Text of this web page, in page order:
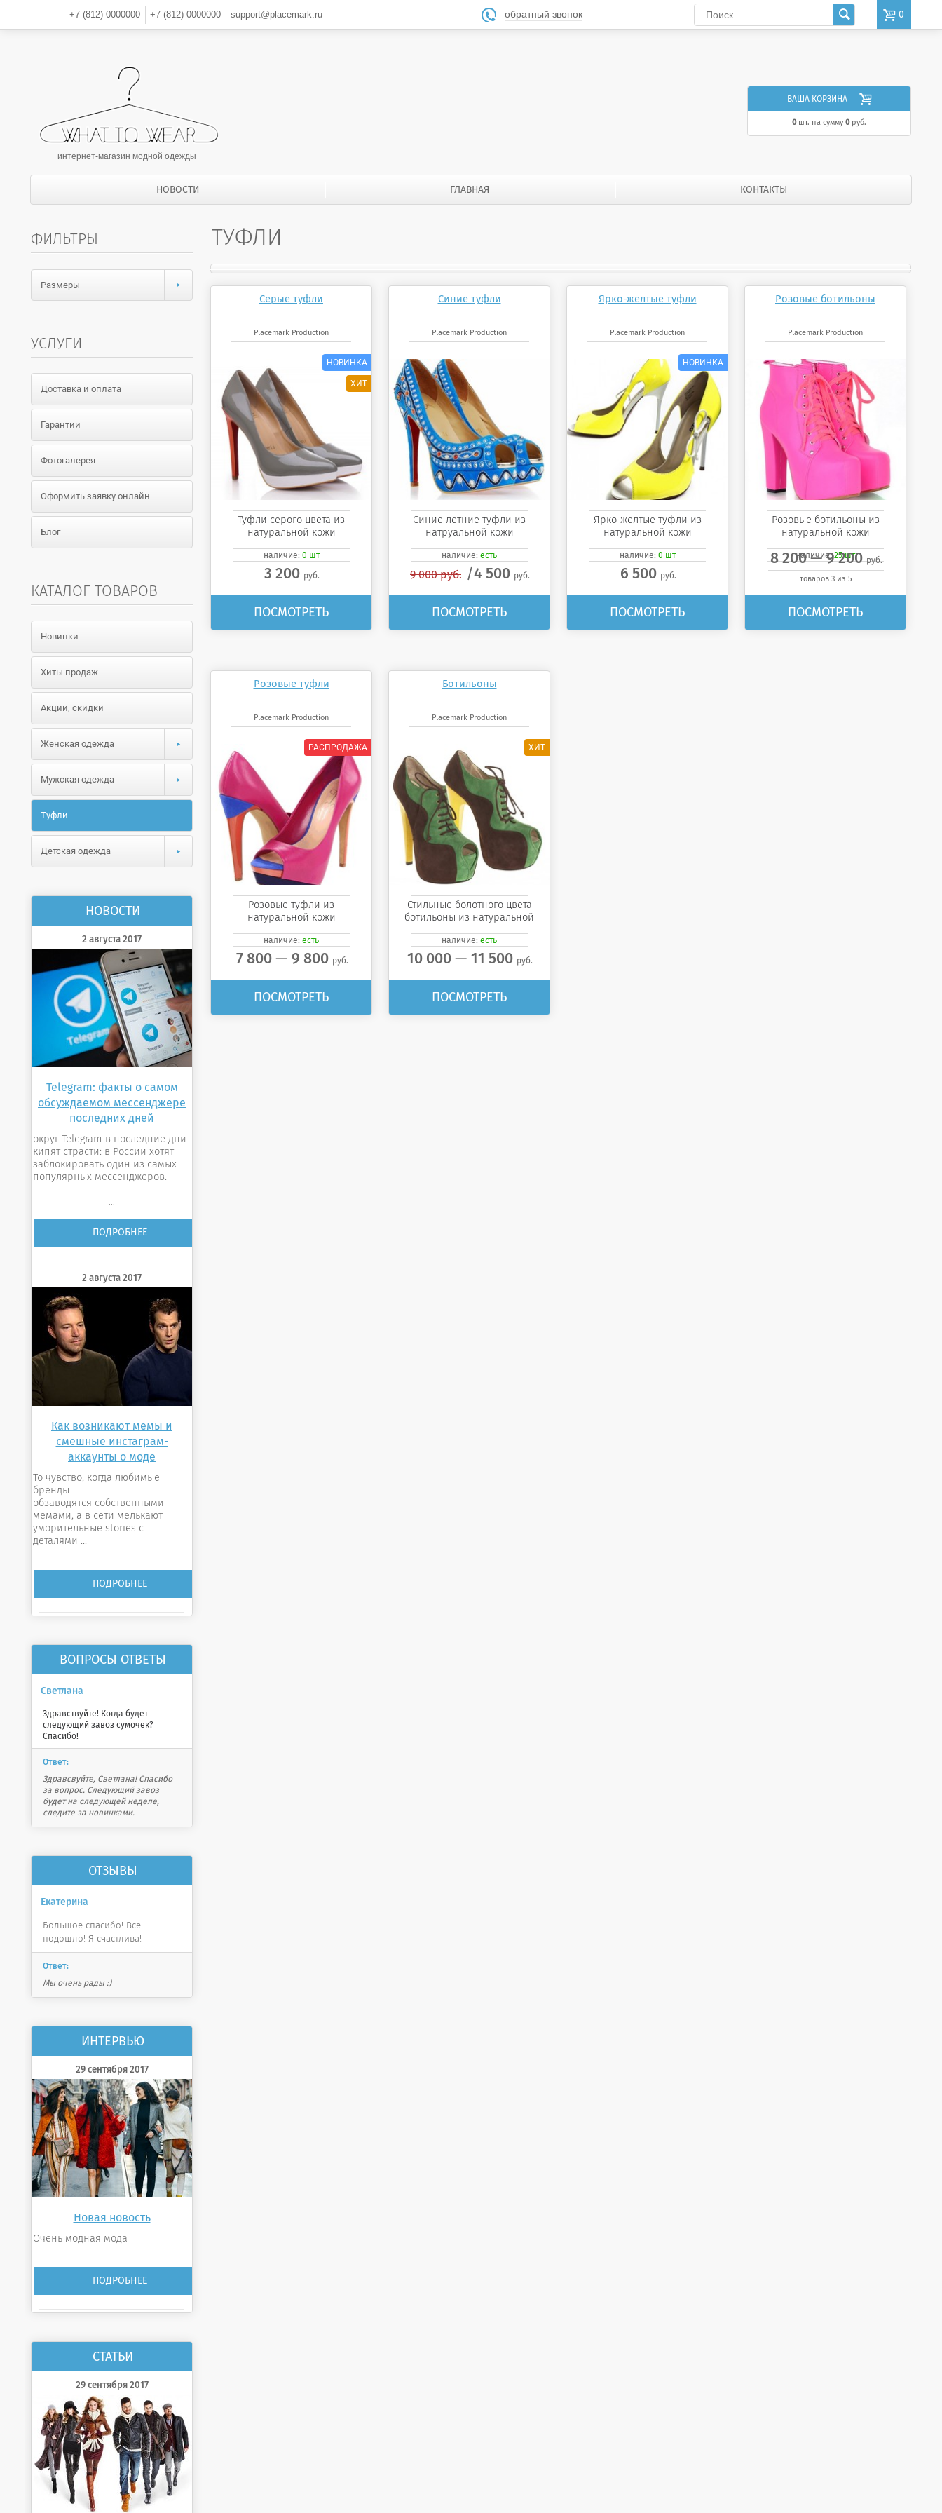
+7 (812) 0000000 +7 (812)0000000 support@placemark.ru  0
 обратный звонок
интернет-магазин модной одежды
ВАША КОРЗИНА 
0шт. на сумму 0руб.
НОВОСТИ ГЛАВНАЯ КОНТАКТЫ
ФИЛЬТРЫ
Размеры
УСЛУГИ
Доставка и оплата
Гарантии
Фотогалерея
Оформить заявку онлайн
Блог
КАТАЛОГ ТОВАРОВ
Новинки
Хиты продаж
Акции, скидки
Женская одежда
Мужская одежда
Туфли
Детская одежда
НОВОСТИ
2 августа 2017
Telegram: факты о самом
обсуждаемом мессенджере
последних дней
округ Telegram в последние дни
кипят страсти: в России хотят
заблокировать один из самых
популярных мессенджеров.
...
ПОДРОБНЕЕ
2 августа 2017
Как возникают мемы и
смешные инстаграм-
аккаунты о моде
То чувство, когда любимые
бренды
обзаводятся собственными
мемами, а в сети мелькают
уморительные stories с
деталями ...
ПОДРОБНЕЕ
ВОПРОСЫ ОТВЕТЫ
Светлана
Здравствуйте! Когда будет
следующий завоз сумочек?
Спасибо!
Ответ:
Здравсвуйте, Светлана! Спасибо
за вопрос. Следующий завоз
будет на следующей неделе,
следите за новинками.
ОТЗЫВЫ
Екатерина
Большое спасибо! Все
подошло! Я счастлива!
Ответ:
Мы очень рады :)
ИНТЕРВЬЮ
29 сентября 2017
Новая новость
Очень модная мода
ПОДРОБНЕЕ
СТАТЬИ
29 сентября 2017
ТУФЛИ
Серые туфли
Placemark Production
Туфли серого цвета из
натуральной кожи
наличие: 0 шт
3 200 руб.
ПОСМОТРЕТЬ
Синие туфли
Placemark Production
Синие летние туфли из
натруальной кожи
наличие: есть
9 000 руб. 4 500 руб.
ПОСМОТРЕТЬ
Ярко-желтые туфли
Placemark Production
Ярко-желтые туфли из
натуральной кожи
наличие: 0 шт
6 500 руб.
ПОСМОТРЕТЬ
Розовые ботильоны
Placemark Production
Розовые ботильоны из
натуральной кожи
наличие:25 шт
8 200—9 200руб.
товаров3 из5
ПОСМОТРЕТЬ
Розовые туфли
Placemark Production
Розовые туфли из
натуральной кожи
наличие: есть
7 800 — 9 800 руб.
ПОСМОТРЕТЬ
Ботильоны
Placemark Production
Стильные болотного цвета
ботильоны из натуральной
наличие: есть
10 000—11 500 руб.
ПОСМОТРЕТЬ